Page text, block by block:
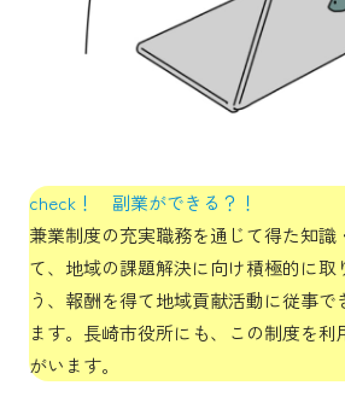
check！ 副業ができる？！
兼業制度の充実職務を通じて得た知識
て、地域の課題解決に向け積極的に取
う、報酬を得て地域貢献活動に従事で
ます。長崎市役所にも、この制度を
がいます。